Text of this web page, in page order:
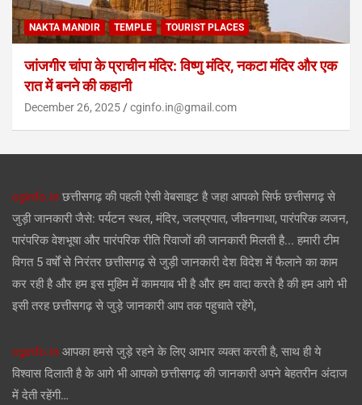
NAKTA MANDIR TEMPLE TOURIST PLACES
जांजगीर चांपा के प्राचीन मंदिर: विष्णु मंदिर, नकटा मंदिर और एक
रात में बनने की कहानी
December 26, 2025 cginfo.in@gmail.com
cginfo.in छत्तीसगढ़ की पहली ऐसी वेबसाइट है जहा आपको सिर्फ छत्तीसगढ़ से
जुड़ी जानकारी जैसे: पर्यटन स्थल, मंदिर, जलप्रपात, जीवनगाथा, पारंपरिक व्यजन,
पारंपरिक वेशभूषा और पारंपरिक रीति रिवाजों की जानकारी मिलती है... हमारी टीम
विगत 5 वर्षों से निरंतर छत्तीसगढ़ से जुड़ी जानकारी देश विदेश में फैलाने का काम
कर रही है और हम इस मुहिम में कामयाब भी है और हम वादा करते है की हम आगे भी
इसी तरह छत्तीसगढ़ से जुड़े जानकारी आप तक पहुचाते रहेंगे,
cginfo.in आपका हमसे जुड़े रहने के लिए आभार व्यक्त करती है, साथ ही ये
विश्वास दिलाती है के आगे भी आपको छत्तीसगढ़ की जानकारी अपने बेहतरीन अंदाज
में देती रहेंगी…